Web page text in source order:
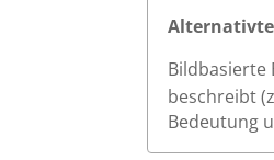
Bildbasierte
beschreibt
Bedeutung